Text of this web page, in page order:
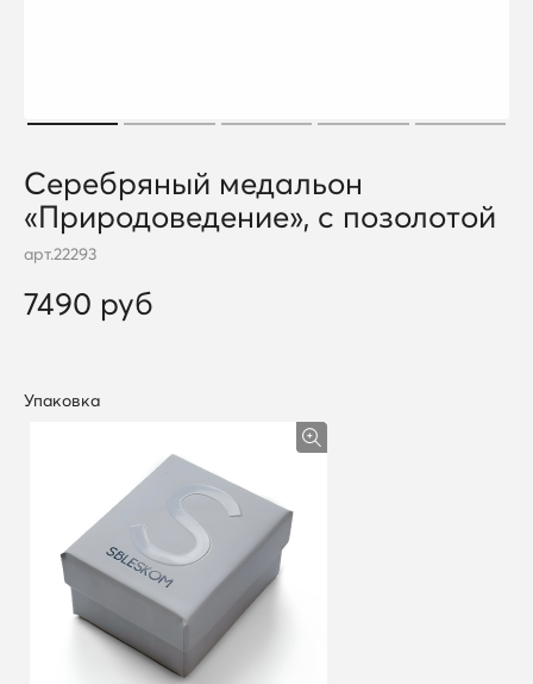
Серебряный медальон
«Природоведение», с позолотой
арт.22293
7490 руб
Упаковка